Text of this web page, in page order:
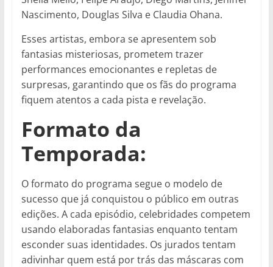
Nascimento, Douglas Silva e Claudia Ohana.
Esses artistas, embora se apresentem sob
fantasias misteriosas, prometem trazer
performances emocionantes e repletas de
surpresas, garantindo que os fãs do programa
fiquem atentos a cada pista e revelação.
Formato da
Temporada:
O formato do programa segue o modelo de
sucesso que já conquistou o público em outras
edições. A cada episódio, celebridades competem
usando elaboradas fantasias enquanto tentam
esconder suas identidades. Os jurados tentam
adivinhar quem está por trás das máscaras com